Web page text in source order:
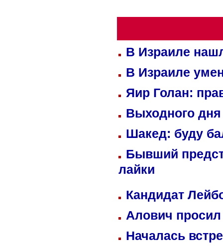
В Израиле
В Израиле
Яир Голан:
Выходного
Шакед: буду
Бывший
лайки
Кандидат
Алович просил
Началась